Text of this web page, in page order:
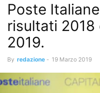
Poste
risultati 2018
2019.
By redazione - 19 Marzo 2019